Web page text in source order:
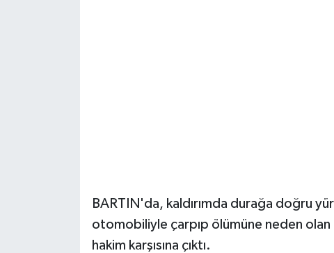
BARTIN'da, kaldırımda durağa doğru
otomobiliyle çarpıp ölümüne neden olan
hakim karşısına çıktı.